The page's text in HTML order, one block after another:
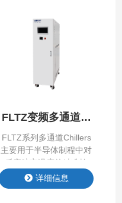
供绿色可靠的制冷解决方
案。 产品特点 Product
Features 产品参数
FLTZ变频多通道系
列Chiller
FLTZ系列多通道Chillers
主要用于半导体制程中对
反应腔室温度的精准控
制，公司在系统中应用多
种算法（PID、前馈PID、
详细信息